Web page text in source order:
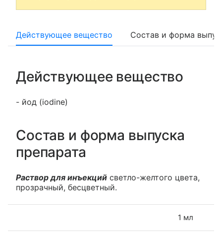
Действующее вещество Состав и форма
Действующее вещество
- йод (iodine)
Состав и форма выпуска
препарата
Раствор для инъекций светло-желтого цвета,
прозрачный, бесцветный.
1 мл